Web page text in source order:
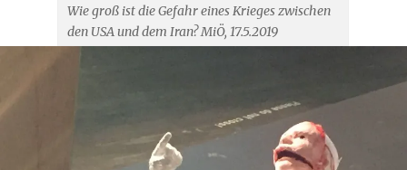
Wie groß ist die Gefahr eines Krieges zwischen
den USA und dem Iran? MiÖ, 17.5.2019